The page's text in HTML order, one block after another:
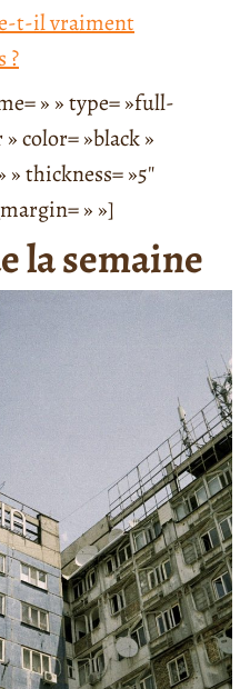
t-il vraiment
?
» » type= »full-
color= »black »
thickness= »5″
» »]
la semaine